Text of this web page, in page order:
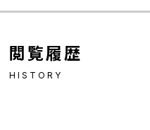
閲覧履歴
HISTORY